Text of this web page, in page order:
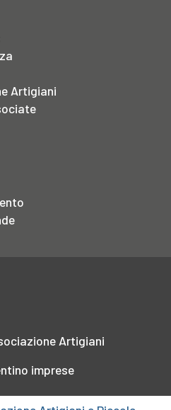
Artigiani
Artigiani
imprese